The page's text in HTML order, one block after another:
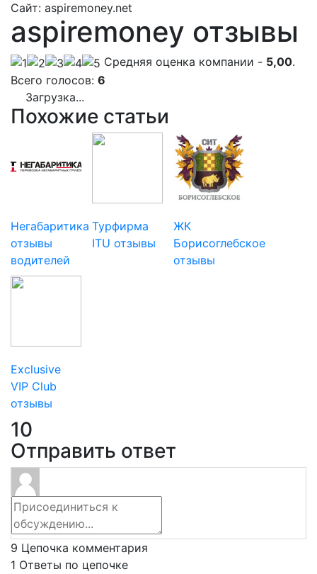
Сайт: aspiremoney.net
aspiremoney отзывы
Cредняя оценка компании - 5,00.
Всего голосов: 6
Загрузка...
Похожие статьи
Негабаритика
отзывы
водителей
Турфирма
ITU отзывы
ЖК
Борисоглебское
отзывы
Exclusive
VIP Club
отзывы
10
Отправить ответ
9 Цепочка комментария
1 Ответы по цепочке